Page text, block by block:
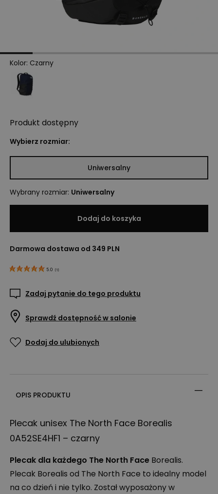
Kolor: Czarny
Produkt dostępny
Wybierz rozmiar:
Uniwersalny
Wybrany rozmiar: Uniwersalny
Dodaj do koszyka
Darmowa dostawa od 349 PLN
5.0 (1)
Zadaj pytanie do tego produktu
Sprawdź dostępność w salonie
Dodaj do ulubionych
OPIS PRODUKTU
Plecak unisex The North Face Borealis
0A52SE4HF1 – czarny
Plecak dla każdego The North Face Borealis.
Plecak Borealis od The North Face to idealny model
na co dzień i nie tylko. Został wyposażony w